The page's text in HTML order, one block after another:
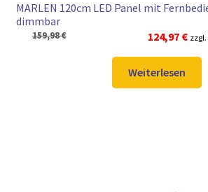
MARLEN 120cm LED Panel mit
dimmbar
159,98€
Preis
war:
159,98 €
124,97 €
Preis
zzgl.
Weiterlesen